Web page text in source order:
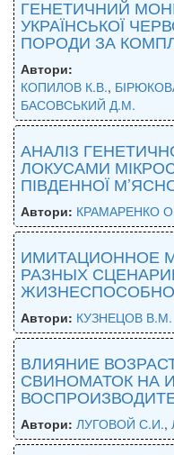
ГЕНЕТИЧНИЙ
УКРАЇНСЬКОЇ
ПОРОДИ ЗА
Автори:
КОПИЛОВ К.В.,
БАСОВСЬКИЙ Д.М.
АНАЛІЗ
ЛОКУСАМИ
ПІВДЕННОЇ
Автори: КРАМАРЕНКО
ИМИТАЦИОННОЕ
РАЗНЫХ
Автори: КУЗНЕЦОВ В.М.
ВЛИЯНИЕ
СВИНОМАТОК НА
Автори: ЛУГОВОЙ С.И.,